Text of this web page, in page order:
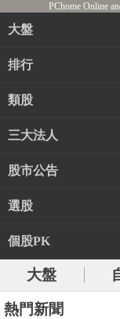
PChome Online
大盤
排行
類股
三大法人
股市公告
選股
個股PK
大盤
熱門新聞